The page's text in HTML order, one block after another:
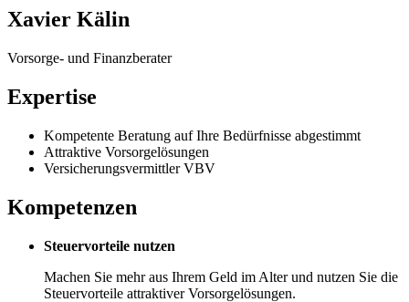
Xavier Kälin
Vorsorge- und Finanzberater
Expertise
Kompetente Beratung auf Ihre Bedürfnisse abgestimmt
Attraktive Vorsorgelösungen
Versicherungsvermittler VBV
Kompetenzen
Steuervorteile nutzen
Machen Sie mehr aus Ihrem Geld im Alter und nutzen Sie die
Steuervorteile attraktiver Vorsorgelösungen.